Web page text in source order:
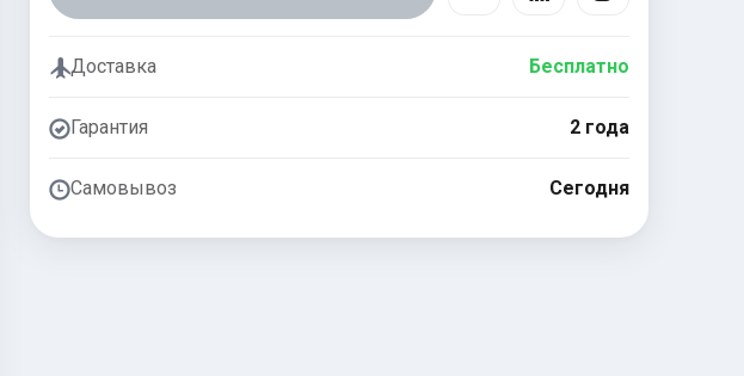
Доставка Бесплатно
Гарантия 2 года
Самовывоз Сегодня